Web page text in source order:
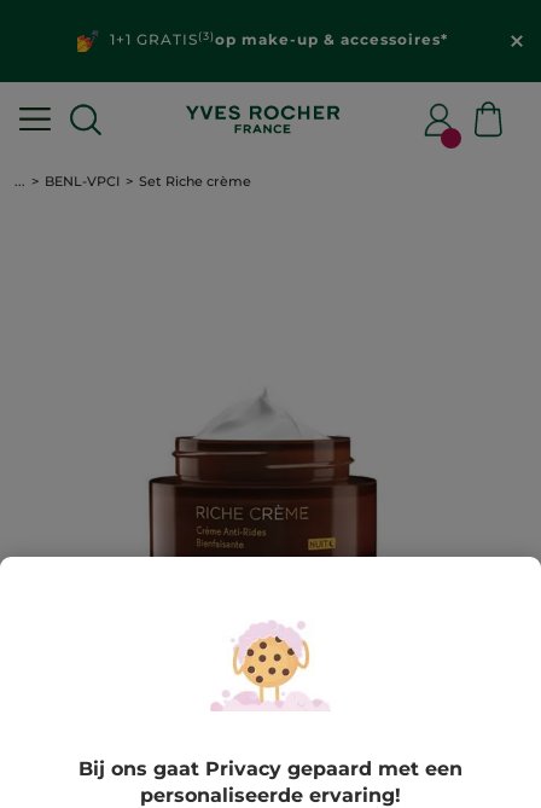
1+1 GRATIS(3)op make-up & accessoires*
... BENL-VPCI Set Riche crème
Bij ons gaat Privacy gepaard met een
personaliseerde ervaring!